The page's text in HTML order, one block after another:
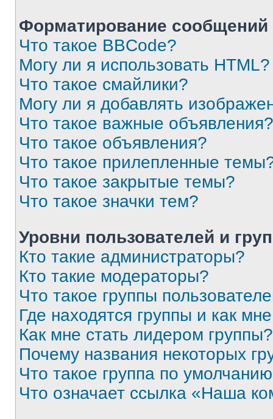
Форматирование
Что такое BBCode?
Могу ли я использовать HTML?
Что такое смайлики?
Могу ли я добавлять
Что такое важные объявления?
Что такое объявления?
Что такое прилепленные
Что такое закрытые темы?
Что такое значки тем?
Уровни пользователей и
Кто такие администраторы?
Кто такие модераторы?
Что такое группы
Где находятся группы и как
Как мне стать лидером группы?
Почему названия некоторых
Что такое группа по
Что означает ссылка «Наша